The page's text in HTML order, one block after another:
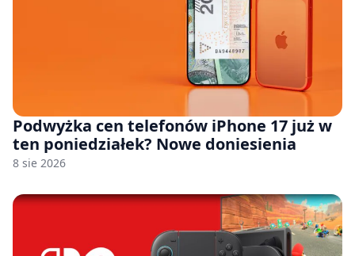
Podwyżka cen telefonów iPhone 17 już w
ten poniedziałek? Nowe doniesienia
8 sie 2026